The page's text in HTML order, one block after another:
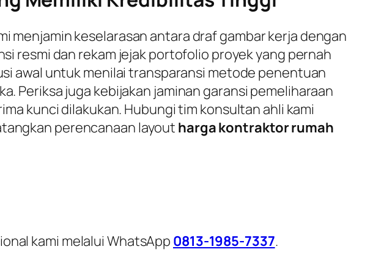
menjamin keselarasan antara draf gambar kerja dengan
resmi dan rekam jejak portofolio proyek yang pernah
awal untuk menilai transparansi metode penentuan
Periksa juga kebijakan jaminan garansi pemeliharaan
kunci dilakukan. Hubungi tim konsultan ahli kami
perencanaan layoutharga kontraktor rumah
kami melalui WhatsApp 0813-1985-7337.